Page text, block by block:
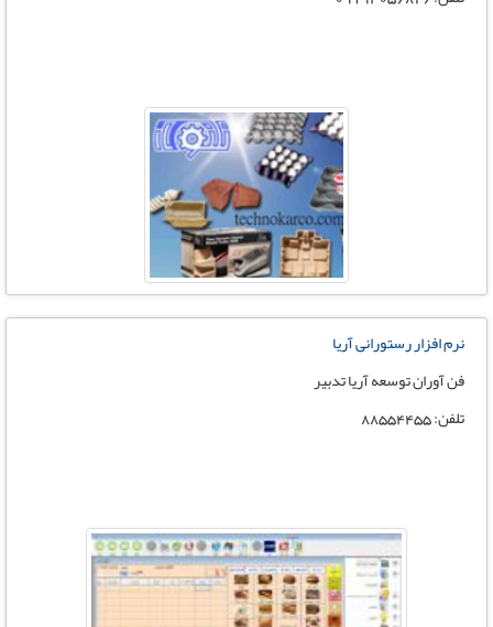
نرم افزار رستورانی آریا
فن آوران توسعه آریا تدبیر
تلفن: 88554455